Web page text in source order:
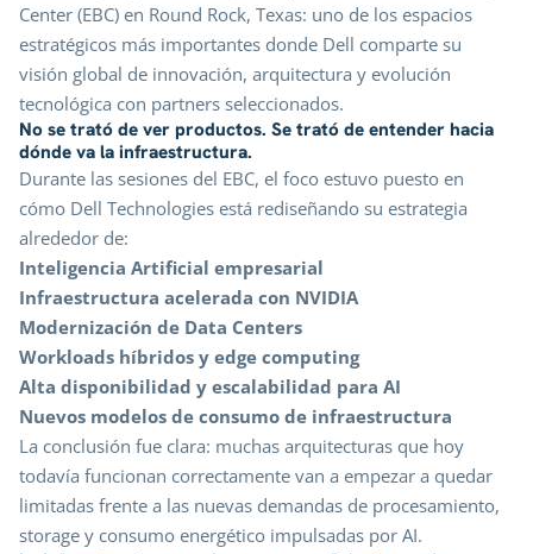
Center (EBC) en Round Rock, Texas: uno de los espacios
estratégicos más importantes donde Dell comparte su
visión global de innovación, arquitectura y evolución
tecnológica con partners seleccionados.
No se trató de ver productos. Se trató de entender hacia
dónde va la infraestructura.
Durante las sesiones del EBC, el foco estuvo puesto en
cómo Dell Technologies está rediseñando su estrategia
alrededor de:
Inteligencia Artificial empresarial
Infraestructura acelerada con NVIDIA
Modernización de Data Centers
Workloads híbridos y edge computing
Alta disponibilidad y escalabilidad para AI
Nuevos modelos de consumo de infraestructura
La conclusión fue clara: muchas arquitecturas que hoy
todavía funcionan correctamente van a empezar a quedar
limitadas frente a las nuevas demandas de procesamiento,
storage y consumo energético impulsadas por AI.